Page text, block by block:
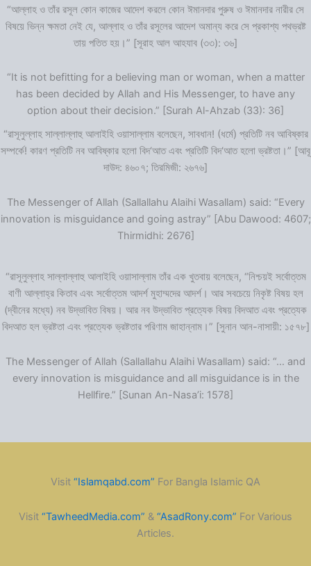
“আল্লাহ ও তাঁর রসূল কোন কাজের আদেশ করলে কোন ঈমানদার পুরুষ ও ঈমানদার নারীর সে
বিষয়ে ভিন্ন ক্ষমতা নেই যে, আল্লাহ ও তাঁর রসূলের আদেশ অমান্য করে সে প্রকাশ্য পথভ্রষ্ট
তায় পতিত হয়।” [সূরাহ আল আহযাব (৩৩): ৩৬]
“It is not befitting for a believing man or woman, when a matter
has been decided by Allah and His Messenger, to have any
option about their decision.” [Surah Al-Ahzab (33): 36]
“রাসূলুল্লাহ সাল্লাল্লাহু আলাইহি ওয়াসাল্লাম বলেছেন, সাবধান! (ধর্মে) প্রতিটি নব আবিষ্কার
সম্পর্কে! কারণ প্রতিটি নব আবিষ্কার হলো বিদ‘আত এবং প্রতিটি বিদ‘আত হলো ভ্রষ্টতা।” [আবূ
দাউদ: ৪৬০৭; তিরমিজী: ২৬৭৬]
The Messenger of Allah (Sallallahu Alaihi Wasallam) said: “Every
innovation is misguidance and going astray” [Abu Dawood: 4607;
Thirmidhi: 2676]
“রাসূলুল্লাহ সাল্লাল্লাহু আলাইহি ওয়াসাল্লাম তাঁর এক খুতবায় বলেছেন, “নিশ্চয়ই সর্বোত্তম
বাণী আল্লাহ্‌র কিতাব এবং সর্বোত্তম আদর্শ মুহাম্মদের আদর্শ। আর সবচেয়ে নিকৃষ্ট বিষয় হল
(দ্বীনের মধ্যে) নব উদ্ভাবিত বিষয়। আর নব উদ্ভাবিত প্রত্যেক বিষয় বিদআত এবং প্রত্যেক
বিদআত হল ভ্রষ্টতা এবং প্রত্যেক ভ্রষ্টতার পরিণাম জাহান্নাম।” [সুনান আন-নাসায়ী: ১৫৭৮]
The Messenger of Allah (Sallallahu Alaihi Wasallam) said: “… and
every innovation is misguidance and all misguidance is in the
Hellfire.” [Sunan An-Nasa’i: 1578]
Visit “Islamqabd.com” For Bangla Islamic QA
Visit “TawheedMedia.com” & “AsadRony.com” For Various
Articles.